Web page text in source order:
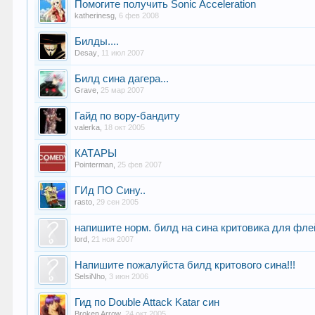
Помогите получить Sonic Acceleration
katherinesg 6 фев 2008
Билды....
Desay 11 июл 2007
Билд сина дагера...
Grave 25 мар 2007
Гайд по вору-бандиту
valerka 18 окт 2005
КАТАРЫ
Pointerman 25 фев 2007
ГИд ПО Сину..
rasto 29 сен 2005
напишите норм. билд на сина критовика для
lord 21 ноя 2007
Напишите пожалуйста билд критового сина!!!
SelsiNho 3 июн 2006
Гид по Double Attack Katar син